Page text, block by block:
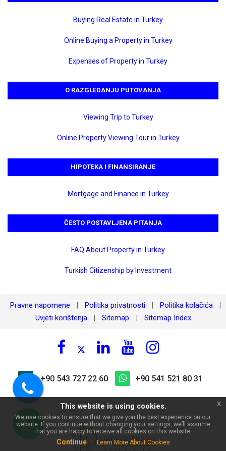
Buying Real Estate in Turkey
Online Buying a Property in Turkey
Expenses of Property in Turkey
O RAZGLEDANJU PUTOVANJA
Viewing Trip to Turkey
Online Property Viewing Tour in Turkey
HIPOTEKA I FINANSIRANJE
Mortgage and Finance in Turkey
ČESTO POSTAVLJENA PITANJA
FAQ About Property in Turkey
Turkish Citizenship by Investment
Pravne napomene Politika privatnosti Politika kolačića
Uvjeti korištenja Sitemap Sitemap Index
+90 543 727 22 60 +90 541 521 80 31
Pozovite
nas
WhatsApp
This website is using cookies.
We use cookies to ensure that we give you the best experience on our
website. If you continue without changing your settings, we’ll assume
that you are happy to receive all cookies on this website.
Continue Learn More About Cookies
x
🏠 Pitajte o Stan na prodaju,
Oba, Alanya | Najbolji suite